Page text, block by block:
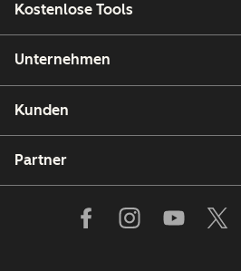
Kostenlose Tools
Unternehmen
Kunden
Partner